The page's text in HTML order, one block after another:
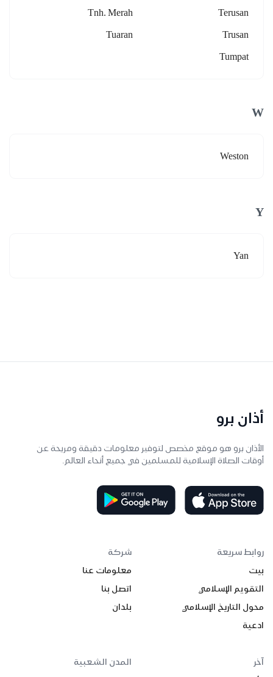
Terusan
Tnh. Merah
Trusan
Tuaran
Tumpat
W
Weston
Y
Yan
أذان برو
الأذان برو هو موقع مخصص لتوفير معلومات دقيقة ومريحة عن
أوقات الصلاة الإسلامية للمسلمين في جميع أنحاء العالم.
روابط سريعة
بيت
التقويم الإسلامي
محول التاريخ الإسلامي
ادعية
شركة
معلومات عنا
اتصل بنا
بلدان
آخر
المدن الشعبية